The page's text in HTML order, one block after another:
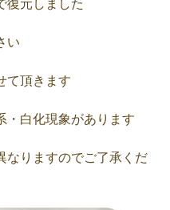
復元しました
い
て頂きます
白化現象があります
りますのでご了承くだ